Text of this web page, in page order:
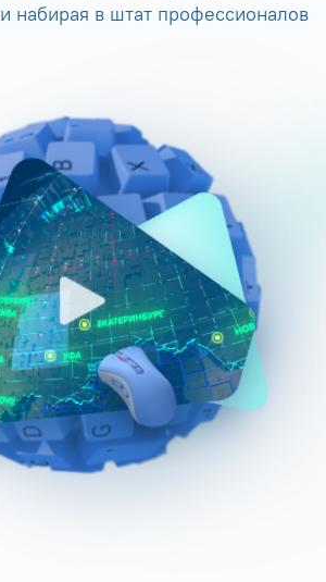
набирая в штат профессионалов